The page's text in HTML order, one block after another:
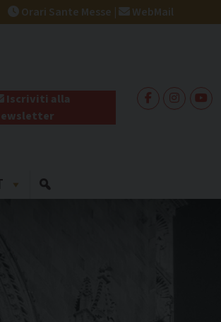
Orari Sante Messe | WebMail
Iscriviti alla